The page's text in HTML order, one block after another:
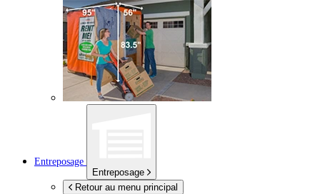
Entreposage
Entreposage
Retour au menu principal